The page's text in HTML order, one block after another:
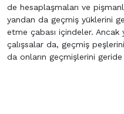
de hesaplaşmaları ve
yandan da geçmiş yüklerini
etme çabası içindeler. Ancak
çalışsalar da, geçmiş
da onların geçmişlerini